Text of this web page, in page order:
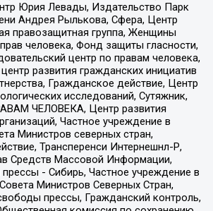
Юрия Левады, Издательство Парк
Андрея Рылькова, Сфера, Центр
правозащитная группа, Женщины
человека, Фонд защиты гласности,
центр по правам человека,
развития гражданских инициатив
Гражданское действие, Центр
исследований, Сутяжник,
ЧЕЛОВЕКА, Центр развития
Частное учреждение в
Министров северных стран,
Трансперенси Интернешнл-Р,
Средств Массовой Информации,
прессы - Сибирь, Частное учреждение в
Министров Северных Стран,
прессы, Гражданский контроль,